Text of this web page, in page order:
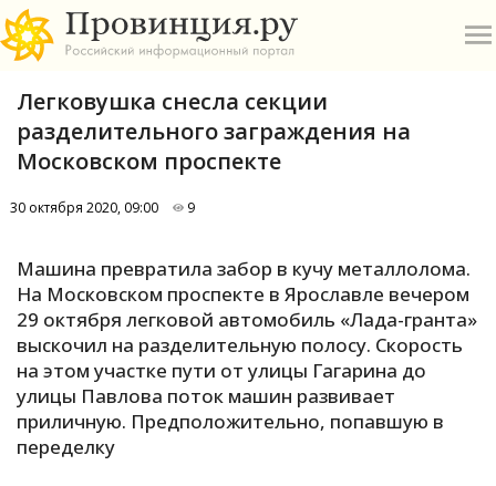
А
Б
В
П
Легковушка снесла секции
разделительного заграждения на
Московском проспекте
30 октября 2020, 09:00 9
Машина превратила забор в кучу металлолома.
На Московском проспекте в Ярославле вечером
29 октября легковой автомобиль «Лада-гранта»
выскочил на разделительную полосу. Скорость
на этом участке пути от улицы Гагарина до
улицы Павлова поток машин развивает
приличную. Предположительно, попавшую в
переделку